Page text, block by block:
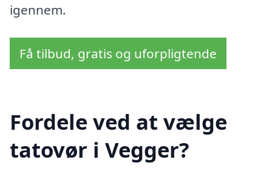
igennem.
Få tilbud, gratis og uforpligtende
Fordele ved at vælge
tatovør i Vegger?